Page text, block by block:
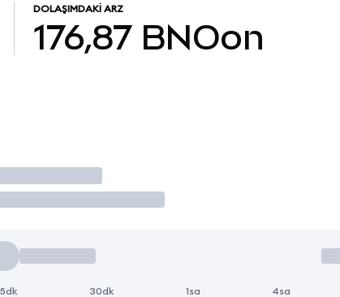
DOLAŞIMDAKI ARZ
176,87 BNOon
Yap
30dk 1sa 4sa